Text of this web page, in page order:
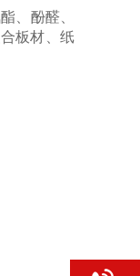
、酚醛、
板材、纸